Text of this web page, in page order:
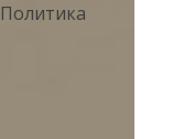
Политика